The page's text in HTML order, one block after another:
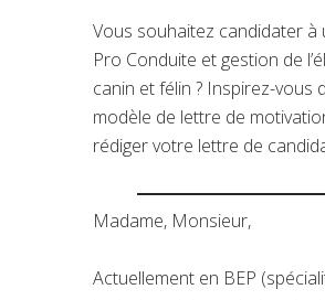
Vous souhaitez candidater à
Pro Conduite et gestion de
canin et félin ? Inspirez-vous
modèle de lettre de
rédiger votre lettre de
Madame, Monsieur,
Actuellement en BEP